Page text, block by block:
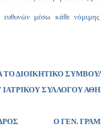
μέσω κάθε νόμιμης
ΤΟ ΔΙΟΙΚΗΤΙΚΟ
ΙΑΤΡΙΚΟΥ ΣΥΛΛΟΓΟΥ
Ο ΓΕΝ.